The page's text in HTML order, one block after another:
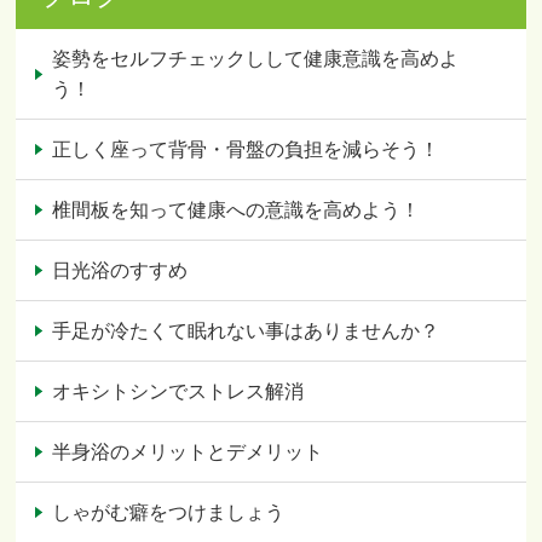
姿勢をセルフチェックしして健康意識を高めよ
う！
正しく座って背骨・骨盤の負担を減らそう！
椎間板を知って健康への意識を高めよう！
日光浴のすすめ
手足が冷たくて眠れない事はありませんか？
オキシトシンでストレス解消
半身浴のメリットとデメリット
しゃがむ癖をつけましょう